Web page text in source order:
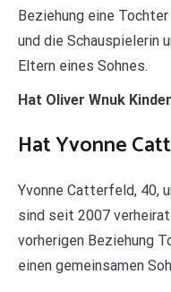
Beziehung eine
und die Schauspielerin
Eltern eines Sohnes.
Hat Oliver Wnuk
Hat Yvonne
Yvonne Catterfeld, 40,
sind seit 2007
vorherigen Beziehung
einen gemeinsamen